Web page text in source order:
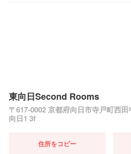
東向日Second Rooms
〒617-0002 京都府向日市寺戸町西
向日1 3f
住所をコピー